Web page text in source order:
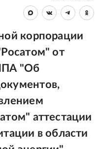
корпорации
от
"Об
аттестации
в области